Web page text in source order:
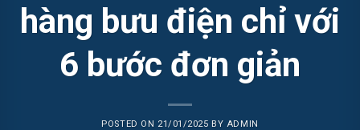
hàng bưu điện chỉ với
6 bước đơn giản
POSTED ON 21/01/2025 BY ADMIN